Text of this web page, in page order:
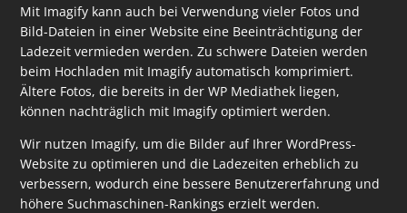
Mit Imagify kann auch bei Verwendung vieler Fotos und
Bild-Dateien in einer Website eine Beeinträchtigung der
Ladezeit vermieden werden. Zu schwere Dateien werden
beim Hochladen mit Imagify automatisch komprimiert.
Ältere Fotos, die bereits in der WP Mediathek liegen,
können nachträglich mit Imagify optimiert werden.
Wir nutzen Imagify, um die Bilder auf Ihrer WordPress-
Website zu optimieren und die Ladezeiten erheblich zu
verbessern, wodurch eine bessere Benutzererfahrung und
höhere Suchmaschinen-Rankings erzielt werden.